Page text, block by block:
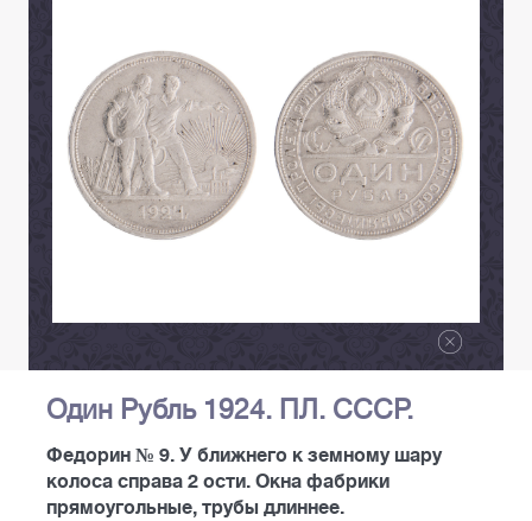
Один Рубль 1924. ПЛ. СССР.
Федорин № 9. У ближнего к земному шару
колоса справа 2 ости. Окна фабрики
прямоугольные, трубы длиннее.